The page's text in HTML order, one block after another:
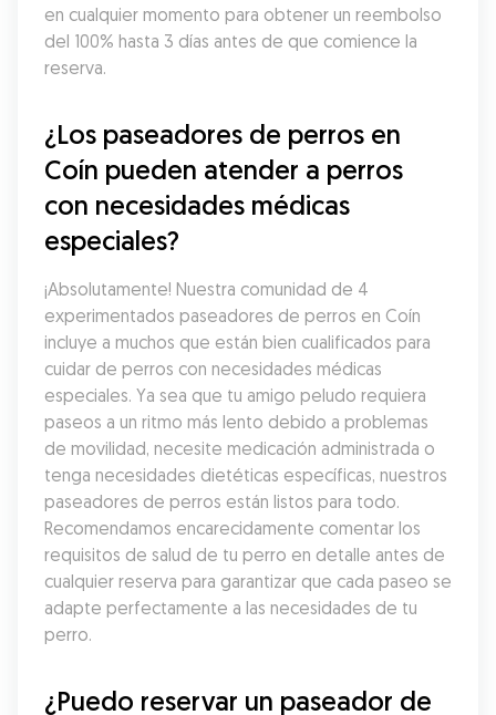
en cualquier momento para obtener un reembolso
del 100% hasta 3 días antes de que comience la
reserva.
¿Los paseadores de perros en
Coín pueden atender a perros
con necesidades médicas
especiales?
¡Absolutamente! Nuestra comunidad de 4
experimentados paseadores de perros en Coín
incluye a muchos que están bien cualificados para
cuidar de perros con necesidades médicas
especiales. Ya sea que tu amigo peludo requiera
paseos a un ritmo más lento debido a problemas
de movilidad, necesite medicación administrada o
tenga necesidades dietéticas específicas, nuestros
paseadores de perros están listos para todo.
Recomendamos encarecidamente comentar los
requisitos de salud de tu perro en detalle antes de
cualquier reserva para garantizar que cada paseo se
adapte perfectamente a las necesidades de tu
perro.
¿Puedo reservar un paseador de